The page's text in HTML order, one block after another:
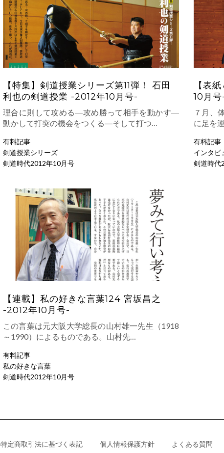
【特集】剣道授業シリーズ第11弾！ 石田
利也の剣道授業 -2012年10月号-
理合に則して攻める―攻め勝って相手を動かす―
動かして打突の機会をつくる―そして打つ…
有料記事
剣道授業シリーズ
剣道時代2012年10月号
【表
10月号
７月、
に足を
有料記事
インタビ
剣道時代
【連載】私の好きな言葉124 宮坂昌之
-2012年10月号-
この言葉は元大阪大学総長の山村雄一先生（1918
～1990）によるものである。山村先…
有料記事
私の好きな言葉
剣道時代2012年10月号
特定商取引法に基づく表記 個人情報保護方針 よくある質問